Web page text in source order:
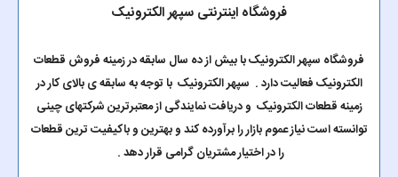
فروشگاه اینترنتی سپهر الکترونیک
فروشگاه سپهر الکترونیک با بیش از ده سال سابقه در زمینه فروش قطعات
الکترونیک فعالیت دارد . سپهر الکترونیک با توجه به سابقه ی بالای کار در
زمینه قطعات الکترونیک و دریافت نمایندگی از معتبرترین شرکتهای چینی
توانسته است نیاز عموم بازار را برآورده کند و بهترین و باکیفیت ترین قطعات
را در اختیار مشتریان گرامی قرار دهد .